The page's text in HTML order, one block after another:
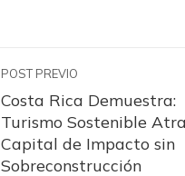
POST PREVIO
Costa Rica Demuestra:
Turismo Sostenible
Capital de Impacto sin
Sobreconstrucción